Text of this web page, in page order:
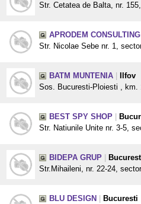
Str. Cetatea de Balta, nr.
APRODEM CONSULTING
Str. Nicolae Sebe nr. 1,
BATM MUNTENIA
Ilfov
Sos. Bucuresti-Ploiesti , km.
BEST SPY SHOP
Str. Natiunile Unite nr. 3-5,
BIDEPA GRUP
Str.Mihaileni, nr. 22-24,
BLU DESIGN
Bucuresti